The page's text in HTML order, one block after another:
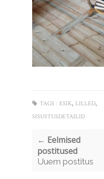
TAGS : ESIK, LILLED,
SISUSTUSDETAILID
← Eelmised
postitused
Uuem postitus